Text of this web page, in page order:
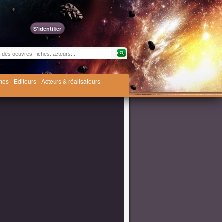
S'identifier
Editeurs Acteurs & réalisateurs